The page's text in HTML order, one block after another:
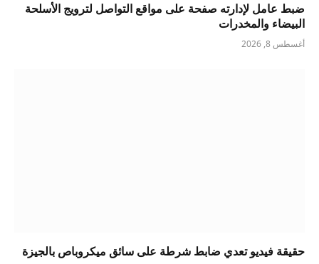
ضبط عامل لإدارته صفحة على مواقع التواصل لترويج الأسلحة
البيضاء والمخدرات
أغسطس 8, 2026
حقيقة فيديو تعدي ضابط شرطة على سائق ميكروباص بالجيزة